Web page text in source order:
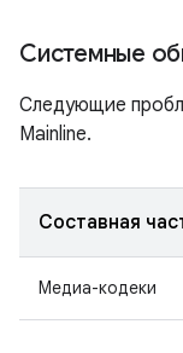
Системные
Следующие
Mainline.
Составная
Медиа-кодеки